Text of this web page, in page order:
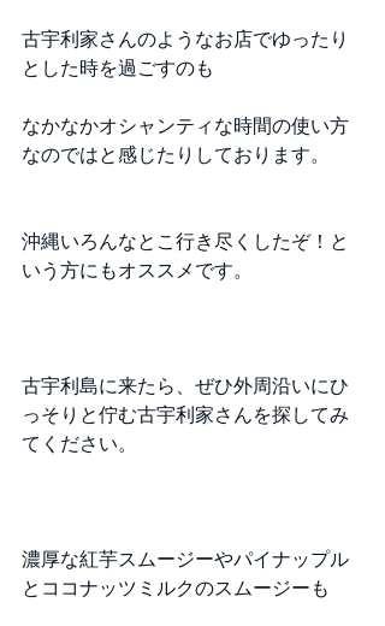
古宇利家さんのようなお店でゆったり
とした時を過ごすのも
なかなかオシャンティな時間の使い方
なのではと感じたりしております。
沖縄いろんなとこ行き尽くしたぞ！と
いう方にもオススメです。
古宇利島に来たら、ぜひ外周沿いにひ
っそりと佇む古宇利家さんを探してみ
てください。
濃厚な紅芋スムージーやパイナップル
とココナッツミルクのスムージーも